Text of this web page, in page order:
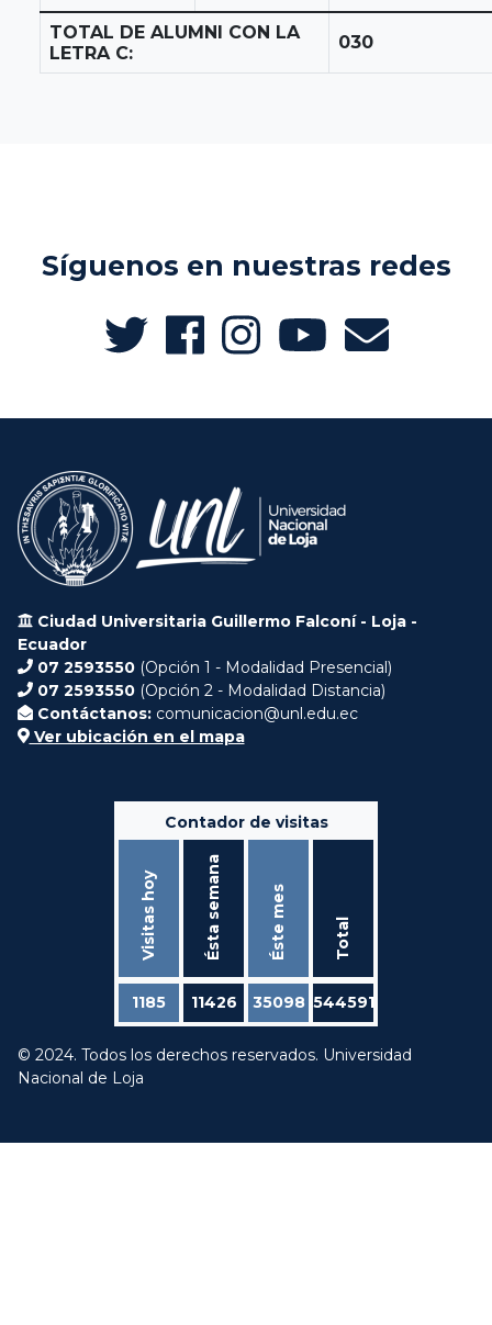
TOTAL DE ALUMNI CON LA
LETRA C:
030
Síguenos en nuestras redes
Ciudad Universitaria Guillermo Falconí - Loja -
Ecuador
07 2593550 (Opción 1 - Modalidad Presencial)
07 2593550 (Opción 2 - Modalidad Distancia)
Contáctanos: comunicacion@unl.edu.ec
Ver ubicación en el mapa
Contador de visitas
Visitas hoy Ésta semana Éste mes Total
1185 11426 35098 544591
© 2024. Todos los derechos reservados. Universidad
Nacional de Loja